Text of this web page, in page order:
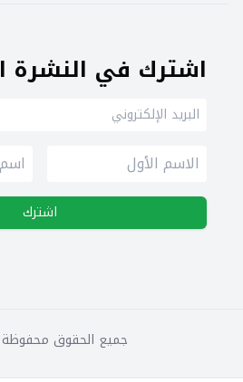
اشترك في النشرة
اشترك
جميع الحقوق